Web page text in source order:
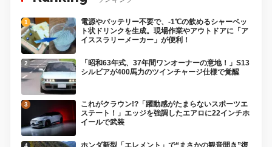
電源やバッテリー不要で、-1℃の飲めるシャーベッ
ト状ドリンクを生成。現場作業やアウトドアに「ア
イススラリーメーカー」が便利！
「昭和63年式、37年間ワンオーナーの意地！」S13
シルビアが400馬力のツインチャージ仕様で覚醒
これがクラウン!?「躍動感がたまらないスポーツエ
ステート！」エッジを強調したエアロに22インチホ
イールで武装
ホンダ新型「エレメント」で“まさかの観音開き”復